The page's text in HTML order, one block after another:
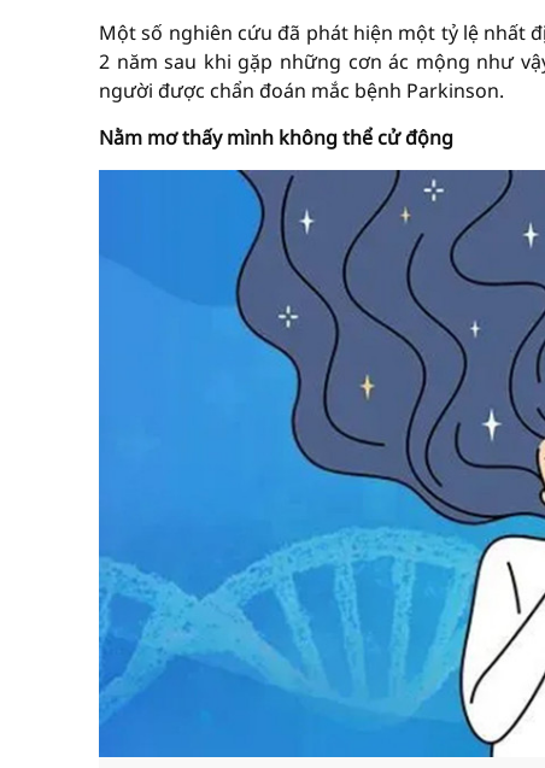
Một số nghiên cứu đã phát hiện một tỷ lệ nhất
2 năm sau khi gặp những cơn ác mộng như
người được chẩn đoán mắc bệnh Parkinson.
Nằm mơ thấy mình không thể cử động